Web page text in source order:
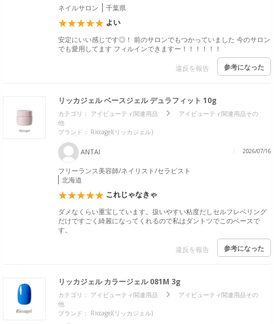
ネイルサロン 千葉県
よい
安定にいい感じです◎！ 前のサロンでもつかっていました 今のサロン
でも愛用してます フィルインできますー！！！！！！
違反を報告 参考になった
リッカジェル ベースジェル デュラフィット 10g
カテゴリ： アイビューティ関連用品
アイビューティ関連用品その
他
ブランド： Riccagel(リッカジェル)
ANTAI 2026/07/16
フリーランス美容師/ネイリスト/セラピスト
北海道
これじゃなきゃ
ダメなくらい重宝しています。扱いやすい粘度だしセルフレベリング
だけですごく綺麗になってくれるので私はダントツでこのベースで
す。
違反を報告 参考になった
リッカジェル カラージェル 081M 3g
カテゴリ： アイビューティ関連用品
アイビューティ関連用品その
他
ブランド： Riccagel(リッカジェル)